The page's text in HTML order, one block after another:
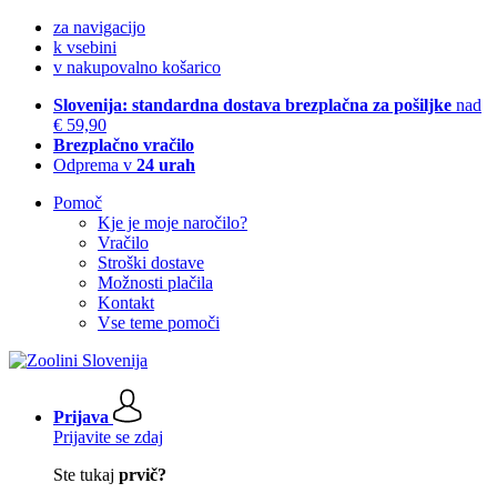
za navigacijo
k vsebini
v nakupovalno košarico
Slovenija: standardna dostava brezplačna za pošiljke nad
€ 59,90
Brezplačno vračilo
Odprema v 24 urah
Pomoč
Kje je moje naročilo?
Vračilo
Stroški dostave
Možnosti plačila
Kontakt
Vse teme pomoči
Prijava
Prijavite se zdaj
Ste tukaj prvič?